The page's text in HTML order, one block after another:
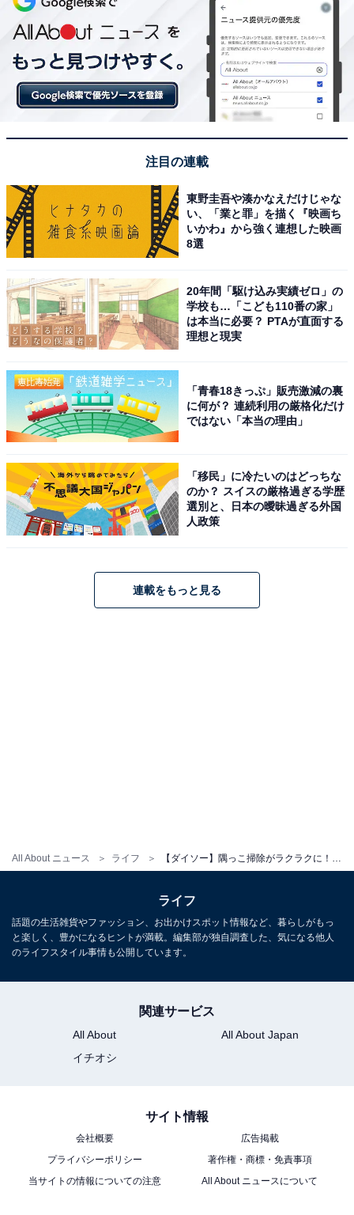
All About ニュース ライフ
ほこりが集まりやすい部屋の隅の掃除もラク
ほこりは部屋の隅に集まりやすいもの。壁に沿って「ス
ミッコモップ ミニ」をはわせていくと、驚くほどにほこ
りを取ることができます。
うと簡単にほこりが取れます。
高さがない場所にもおすすめ
注目の連載
東野圭吾や湊かなえだけじゃな
い、「業と罪」を描く『映画ち
いかわ』から強く連想した映画
8選
20年間「駆け込み実績ゼロ」の
学校も…「こども110番の家」
は本当に必要？ PTAが直面する
理想と現実
「青春18きっぷ」販売激減の裏
に何が？ 連続利用の厳格化だけ
ではない「本当の理由」
「移民」に冷たいのはどっちな
のか？ スイスの厳格過ぎる学歴
選別と、日本の曖昧過ぎる外国
人政策
連載をもっと見る
ライフ
話題の生活雑貨やファッション、お出かけスポット情報など、暮らしがもっ
と楽しく、豊かになるヒントが満載。編集部が独自調査した、気になる他人
のライフスタイル事情も公開しています。
関連サービス
All About
All About Japan
イチオシ
サイト情報
会社概要
広告掲載
プライバシーポリシー
著作権・商標・免責事項
当サイトの情報についての注意
All About ニュースについて